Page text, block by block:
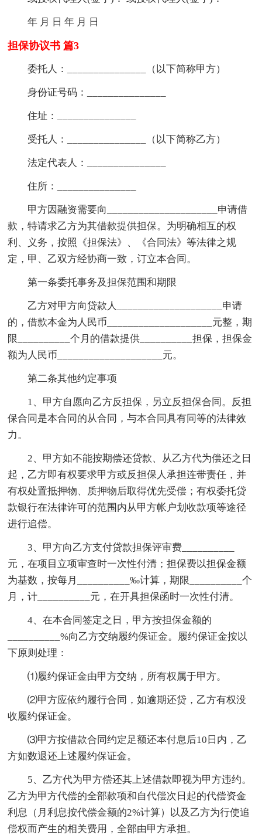
年 月 日 年 月 日
担保协议书 篇3
委托人：_______________（以下简称甲方）
身份证号码：_______________
住址：_______________
受托人：_______________（以下简称乙方）
法定代表人：_______________
住所：_______________
甲方因融资需要向_____________________申请借
款，特请求乙方为其借款提供担保。为明确相互的权
利、义务，按照《担保法》、《合同法》等法律之规
定，甲、乙双方经协商一致，订立本合同。
第一条委托事务及担保范围和期限
乙方对甲方向贷款人____________________申请
的，借款本金为人民币____________________元整，期
限__________个月的借款提供__________担保，担保金
额为人民币____________________元。
第二条其他约定事项
1、甲方自愿向乙方反担保，另立反担保合同。反担
保合同是本合同的从合同，与本合同具有同等的法律效
力。
2、甲方如不能按期偿还贷款、从乙方代为偿还之日
起，乙方即有权要求甲方或反担保人承担连带责任，并
有权处置抵押物、质押物后取得优先受偿；有权委托贷
款银行在法律许可的范围内从甲方帐户划收款项等途径
进行追偿。
3、甲方向乙方支付贷款担保评审费__________
元，在项目立项审查时一次性付清；担保费以担保金额
为基数，按每月__________‰计算，期限__________个
月，计__________元，在开具担保函时一次性付清。
4、在本合同签定之日，甲方按担保金额的
__________%向乙方交纳履约保证金。履约保证金按以
下原则处理：
⑴履约保证金由甲方交纳，所有权属于甲方。
⑵甲方应依约履行合同，如逾期还贷，乙方有权没
收履约保证金。
⑶甲方按借款合同约定足额还本付息后10日内，乙
方如数退还上述履约保证金。
5、乙方代为甲方偿还其上述借款即视为甲方违约。
乙方为甲方代偿的全部款项和自代偿次日起的代偿资金
利息（月利息按代偿金额的2%计算）以及乙方为行使追
偿权而产生的相关费用，全部由甲方承担。